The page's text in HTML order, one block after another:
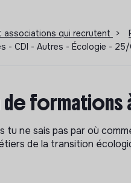
associations qui recrutent >
- CDI - Autres - Écologie -
formations
ne sais pas par où
de la transition